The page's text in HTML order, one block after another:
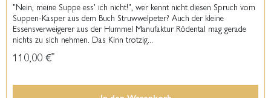
"Nein, meine Suppe ess' ich nicht!", wer kennt nicht diesen Spruch vom
Suppen-Kasper aus dem Buch Struwwelpeter? Auch der kleine
Essensverweigerer aus der Hummel Manufaktur Rödental mag gerade
nichts zu sich nehmen. Das Kinn trotzig...
110,00 €*